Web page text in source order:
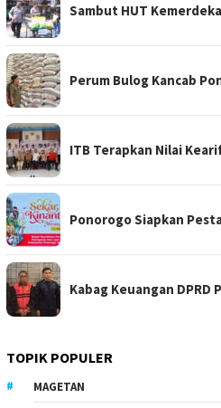
Sambut HUT
Perum Bulog Kancab
ITB Terapkan Nilai
Ponorogo Siapkan
Kabag Keuangan
TOPIK POPULER
MAGETAN